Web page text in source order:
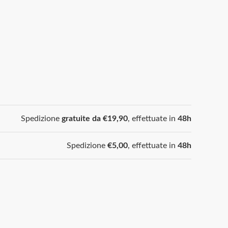
Spedizione gratuite da €19,90, effettuate in 48h
Spedizione €5,00, effettuate in 48h